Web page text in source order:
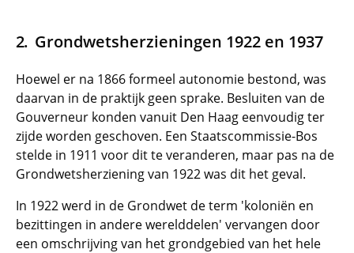
Grondwetsherzieningen 1922 en 1937
Hoewel er na 1866 formeel autonomie bestond, was
daarvan in de praktijk geen sprake. Besluiten van de
Gouverneur konden vanuit Den Haag eenvoudig ter
zijde worden geschoven. Een Staatscommissie-Bos
stelde in 1911 voor dit te veranderen, maar pas na de
Grondwetsherziening van 1922 was dit het geval.
In 1922 werd in de Grondwet de term 'koloniën en
bezittingen in andere werelddelen' vervangen door
een omschrijving van het grondgebied van het hele